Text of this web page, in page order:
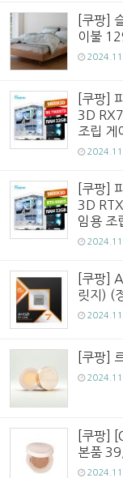
[쿠팡]
이불
[쿠팡]
3D
조립
[쿠팡]
3D
임용 조
[쿠팡]
릿지) (
[쿠팡]
[쿠팡]
본품